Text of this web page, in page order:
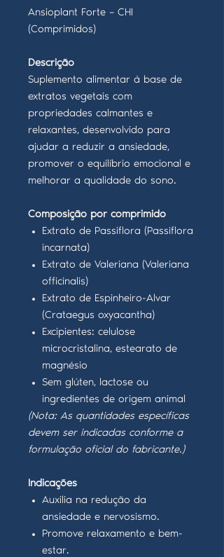
Ansioplant Forte – CHI
(Comprimidos)
Descrição
Suplemento alimentar à base de
extratos vegetais com
propriedades calmantes e
relaxantes, desenvolvido para
ajudar a reduzir a ansiedade,
promover o equilíbrio emocional e
melhorar a qualidade do sono.
Composição por comprimido
Extrato de Passiflora (Passiflora
incarnata)
Extrato de Valeriana (Valeriana
officinalis)
Extrato de Espinheiro-Alvar
(Crataegus oxyacantha)
Excipientes: celulose
microcristalina, estearato de
magnésio
Sem glúten, lactose ou
ingredientes de origem animal
(Nota: As quantidades específicas
devem ser indicadas conforme a
formulação oficial do fabricante.)
Indicações
Auxilia na redução da
ansiedade e nervosismo.
Promove relaxamento e bem-
estar.